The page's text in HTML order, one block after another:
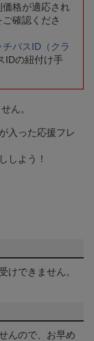
格が適応され
ご確認くださ
チパスID（クラ
IDの紐付け手
ん。
入った応援フレ
しよう！
けできません。
んので、お早め